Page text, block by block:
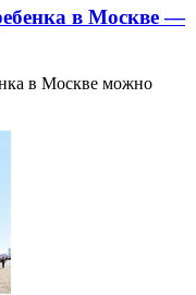
в Москве —
в Москве можно